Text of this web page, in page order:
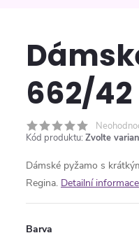
662/42
Kód produktu: Zvolte
Dámské pyžamo s
Regina. Detailní informace
Barva